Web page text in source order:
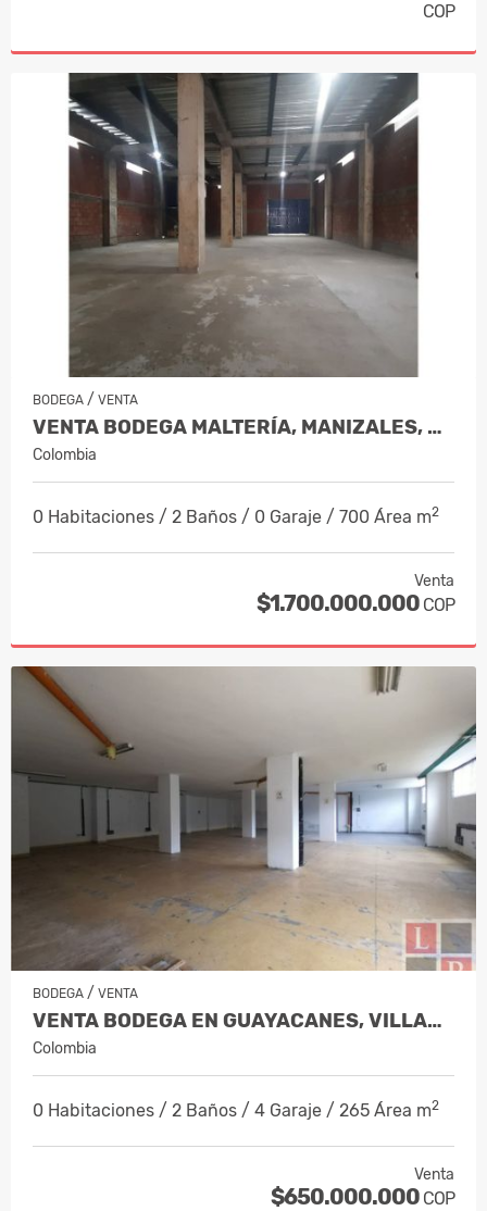
COP
BODEGA / VENTA
VENTA BODEGA MALTERÍA, MANIZALES, COD 6340423
Colombia
0 Habitaciones / 2 Baños / 0 Garaje / 700 Área m2
Venta
$1.700.000.000 COP
BODEGA / VENTA
VENTA BODEGA EN GUAYACANES, VILLAMARÍA – CÓDIGO 5986002
Colombia
0 Habitaciones / 2 Baños / 4 Garaje / 265 Área m2
Venta
$650.000.000 COP